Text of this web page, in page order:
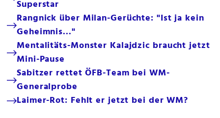
Superstar
Rangnick über Milan-Gerüchte: "Ist ja kein
Geheimnis..."
Mentalitäts-Monster Kalajdzic braucht jetzt
Mini-Pause
Sabitzer rettet ÖFB-Team bei WM-
Generalprobe
Laimer-Rot: Fehlt er jetzt bei der WM?